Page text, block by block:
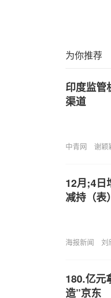
为你推荐
印度监管
渠道
中青网 谢颖
12月;4日
减持（表）
海报新闻 刘
180.亿元
造”京东